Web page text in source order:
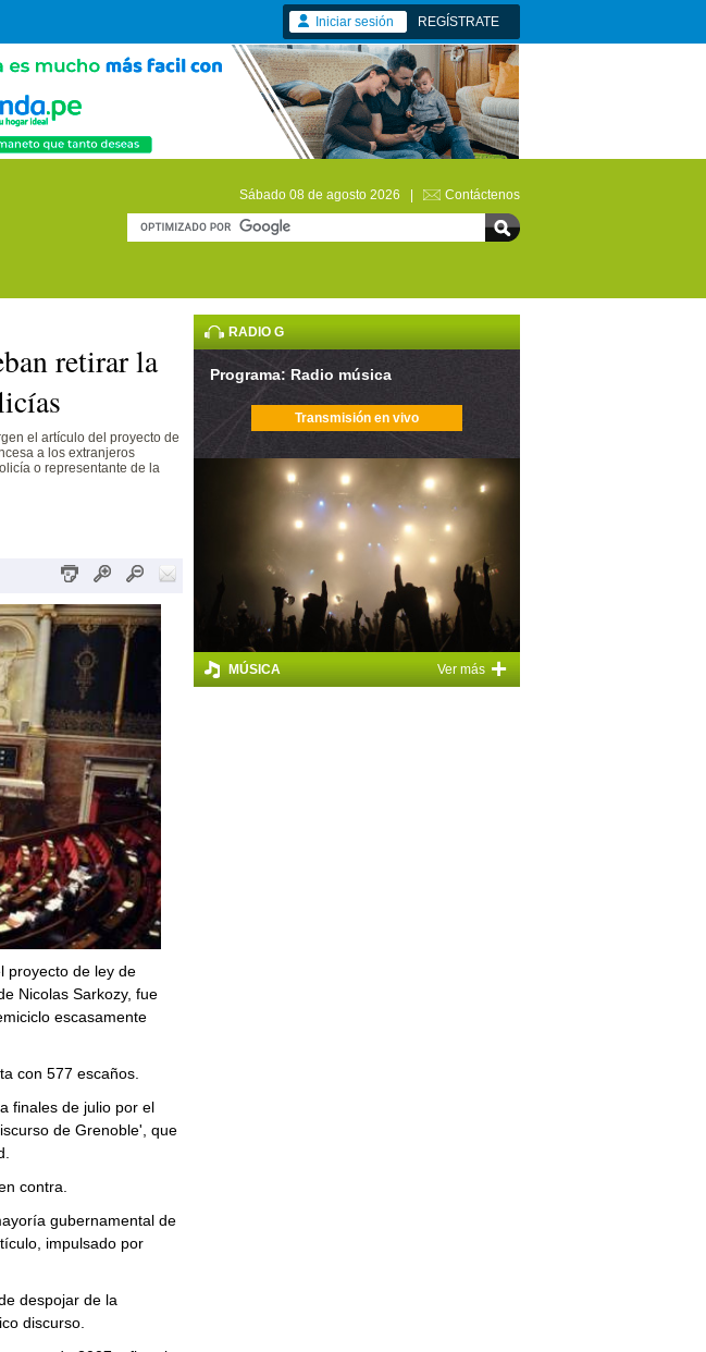
Iniciar sesión REGÍSTRATE
Sábado 08 de agosto 2026 | Contáctenos
retirar la
el artículo del proyecto de
a los extranjeros
o representante de la
proyecto de ley de
Nicolas Sarkozy, fue
escasamente
con 577 escaños.
finales de julio por el
de Grenoble', que
contra.
gubernamental de
impulsado por
despojar de la
discurso.
RADIO G
Programa: Radio música
Transmisión en vivo
Ver más +
MÚSICA